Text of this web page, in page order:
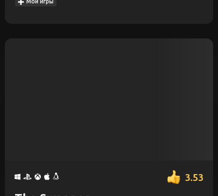
Мои игры
3.53